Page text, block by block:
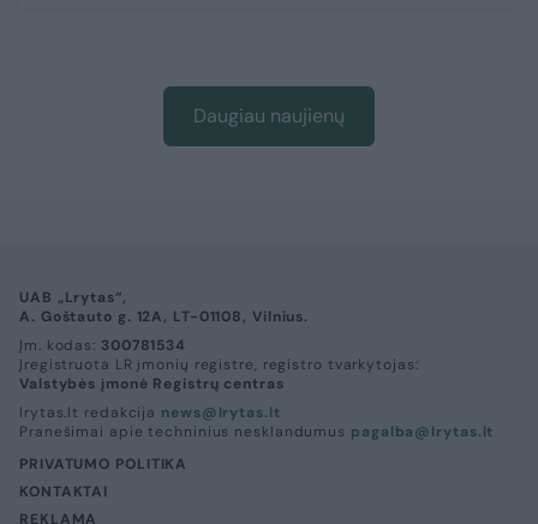
Daugiau naujienų
UAB „Lrytas“,
A. Goštauto g. 12A, LT-01108, Vilnius.
Įm. kodas: 300781534
Įregistruota LR įmonių registre, registro tvarkytojas:
Valstybės įmonė Registrų centras
lrytas.lt redakcija news@lrytas.lt
Pranešimai apie techninius nesklandumus pagalba@lrytas.lt
PRIVATUMO POLITIKA
KONTAKTAI
REKLAMA